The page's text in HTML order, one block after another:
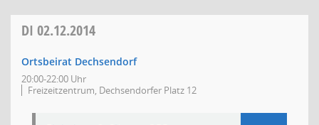
DI 02.12.2014
Ortsbeirat Dechsendorf
20:00-22:00 Uhr
Freizeitzentrum, Dechsendorfer Platz 12